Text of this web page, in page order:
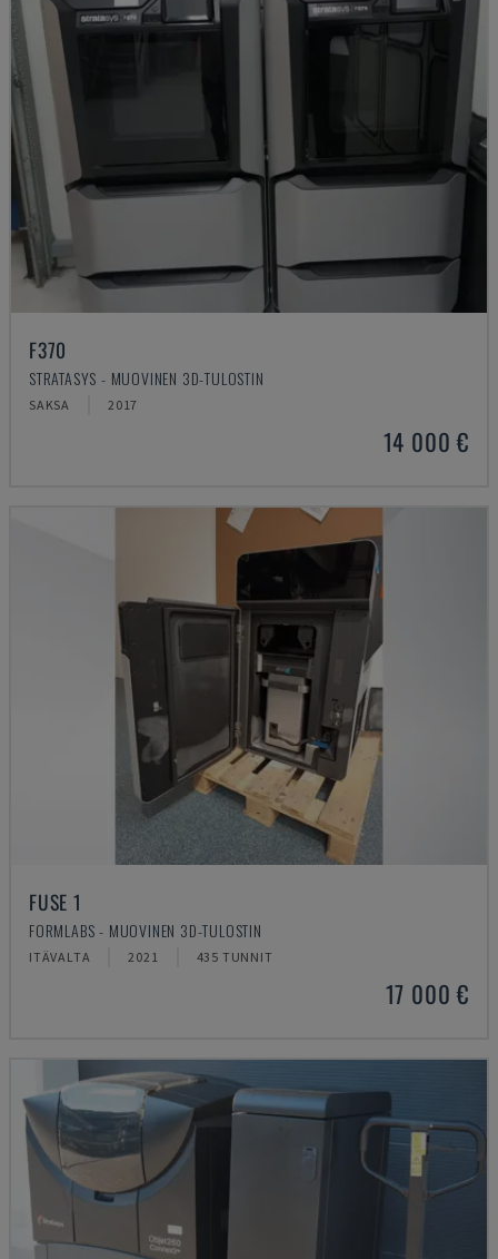
F370
STRATASYS - MUOVINEN 3D-TULOSTIN
SAKSA 2017
14 000 €
FUSE 1
FORMLABS - MUOVINEN 3D-TULOSTIN
ITÄVALTA 2021 435 TUNNIT
17 000 €